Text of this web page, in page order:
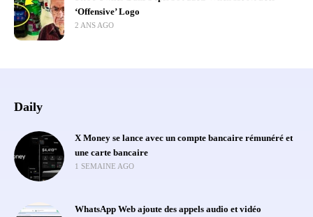
‘Offensive’ Logo
2 ANS AGO
Daily
X Money se lance avec un compte bancaire rémunéré et
une carte bancaire
1 SEMAINE AGO
WhatsApp Web ajoute des appels audio et vidéo